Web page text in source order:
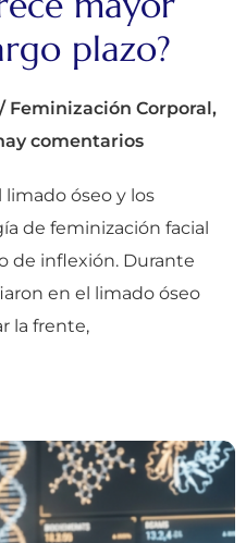
plazo?
/ Feminización Corporal,
comentarios
óseo y los
de feminización facial
de inflexión. Durante
en el limado óseo
la frente,